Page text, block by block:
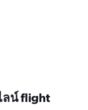
ลน์ flight